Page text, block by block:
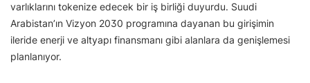
varlıklarını tokenize edecek bir iş birliği duyurdu. Suudi
Arabistan’ın Vizyon 2030 programına dayanan bu girişimin
ileride enerji ve altyapı finansmanı gibi alanlara da genişlemesi
planlanıyor.